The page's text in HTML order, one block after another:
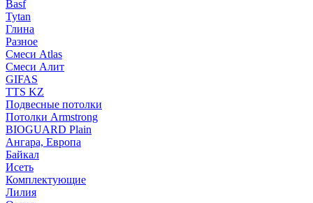
Basf
Tytan
Глина
Разное
Смеси Atlas
Смеси Алит
GIFAS
TTS KZ
Подвесные потолки
Потолки Armstrong
BIOGUARD Plain
Ангара, Европа
Байкал
Исеть
Комплектующие
Лилия